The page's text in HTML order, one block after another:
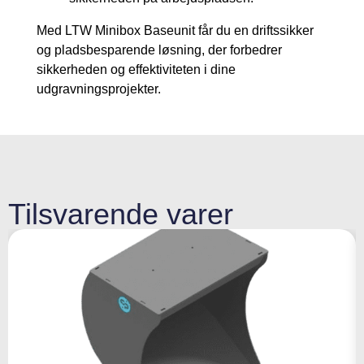
Med LTW Minibox Baseunit får du en driftssikker
og pladsbesparende løsning, der forbedrer
sikkerheden og effektiviteten i dine
udgravningsprojekter.
Tilsvarende varer